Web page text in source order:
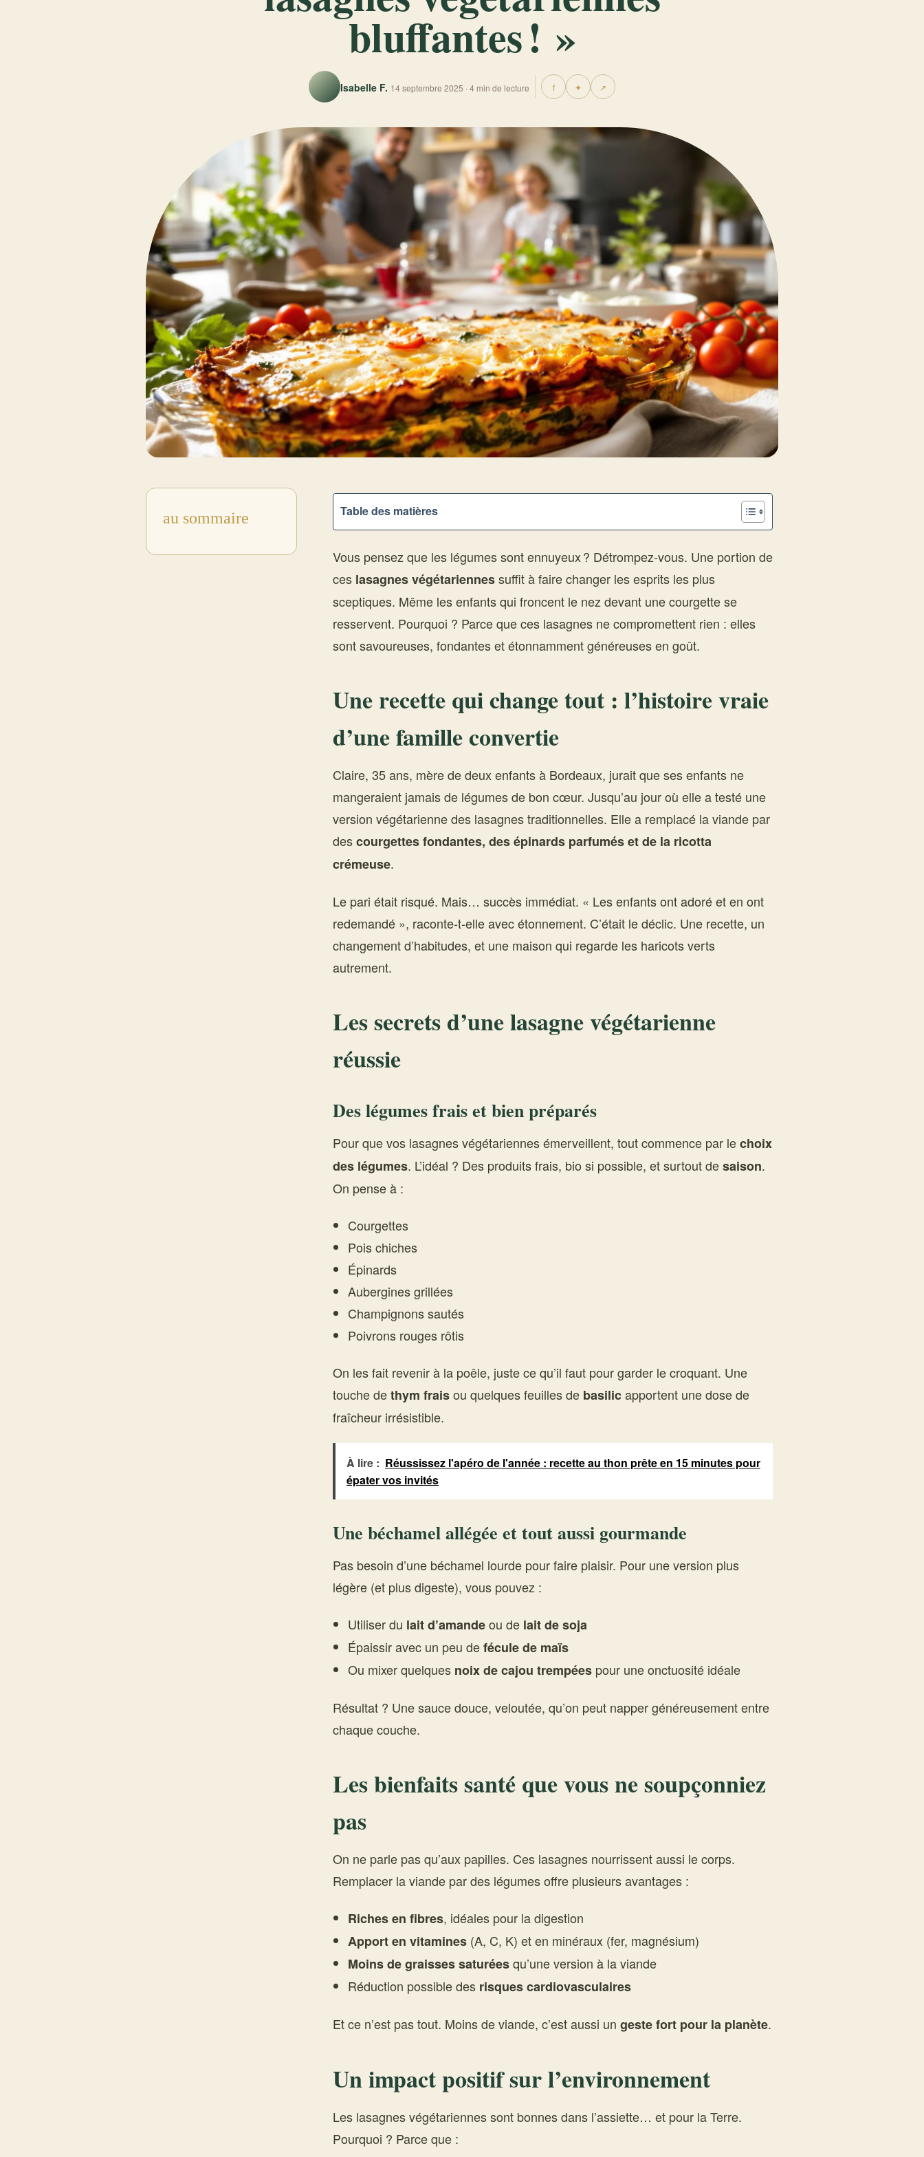
bluffantes ! »
Isabelle F. 14 septembre 2025 · 4 min de lecture f ✦ ↗
au sommaire Table des matières
Vous pensez que les légumes sont ennuyeux ? Détrompez-vous. Une portion de
ces lasagnes végétariennessuffit à faire changer les esprits les plus
sceptiques. Même les enfants qui froncent le nez devant une courgette se
resservent. Pourquoi ? Parce que ces lasagnes ne compromettent rien : elles
sont savoureuses, fondantes et étonnamment généreuses en goût.
Une recette qui change tout : l’histoire vraie
d’une famille convertie
Claire, 35 ans, mère de deux enfants à Bordeaux, jurait que ses enfants ne
mangeraient jamais de légumes de bon cœur. Jusqu’au jour où elle a testé une
version végétarienne des lasagnes traditionnelles. Elle a remplacé la viande par
descourgettes fondantes, des épinards parfumés et de la ricotta
crémeuse.
Le pari était risqué. Mais… succès immédiat. « Les enfants ont adoré et en ont
redemandé », raconte-t-elle avec étonnement. C’était le déclic. Une recette, un
changement d’habitudes, et une maison qui regarde les haricots verts
autrement.
Les secrets d’une lasagne végétarienne
réussie
Des légumes frais et bien préparés
Pour que vos lasagnes végétariennes émerveillent, tout commence par lechoix
des légumes. L’idéal ? Des produits frais, bio si possible, et surtout desaison.
On pense à :
Courgettes
Pois chiches
Épinards
Aubergines grillées
Champignons sautés
Poivrons rouges rôtis
On les fait revenir à la poêle, juste ce qu’il faut pour garder le croquant. Une
touche dethym fraisou quelques feuilles de basilicapportent une dose de
fraîcheur irrésistible.
À lire : Réussissez l'apéro de l'année : recette au thon prête en 15 minutes pour
épater vos invités
Une béchamel allégée et tout aussi gourmande
Pas besoin d’une béchamel lourde pour faire plaisir. Pour une version plus
légère (et plus digeste), vous pouvez :
Utiliser du lait d’amandeou de lait de soja
Épaissir avec un peu defécule de maïs
Ou mixer quelques noix de cajou trempéespour une onctuosité idéale
Résultat ? Une sauce douce, veloutée, qu’on peut napper généreusement entre
chaque couche.
Les bienfaits santé que vous ne soupçonniez
pas
On ne parle pas qu’aux papilles. Ces lasagnes nourrissent aussi le corps.
Remplacer la viande par des légumes offre plusieurs avantages :
Riches en fibres, idéales pour la digestion
Apport en vitamines(A, C, K) et en minéraux (fer, magnésium)
Moins de graisses saturéesqu’une version à la viande
Réduction possible des risques cardiovasculaires
Et ce n’est pas tout. Moins de viande, c’est aussi un geste fort pour la planète.
Un impact positif sur l’environnement
Les lasagnes végétariennes sont bonnes dans l’assiette… et pour la Terre.
Pourquoi ? Parce que :